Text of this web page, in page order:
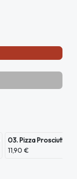
03. Pizza Prosciutto
11,90 €